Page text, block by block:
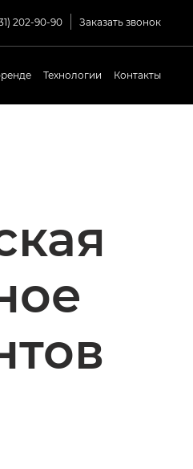
202-90-90 Заказать звонок
Технологии Контакты